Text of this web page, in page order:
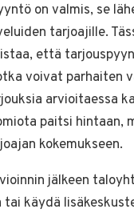
on valmis, se
tarjoajille.
että
voivat parhaiten
arvioitaessa
paitsi hintaan,
kokemukseen.
jälkeen
käydä